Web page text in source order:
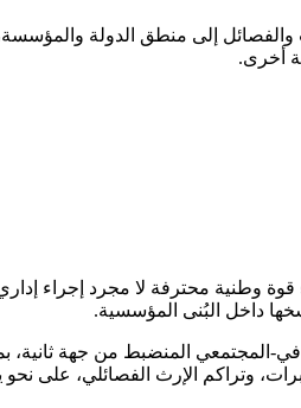
إلى منطق الدولة
أخرى.
وطنية محترفة لا مجرد إجراء
داخل البُنى المؤسسية.
المجتمعي المنضبط من جهة
وتراكم الإرث الفصائلي، على